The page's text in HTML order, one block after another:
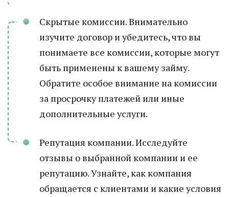
Скрытые комиссии. Внимательно
изучите договор и убедитесь, что вы
понимаете все комиссии, которые могут
быть применены к вашему займу.
Обратите особое внимание на комиссии
за просрочку платежей или иные
дополнительные услуги.
Репутация компании. Исследуйте
отзывы о выбранной компании и ее
репутацию. Узнайте, как компания
обращается с клиентами и какие условия